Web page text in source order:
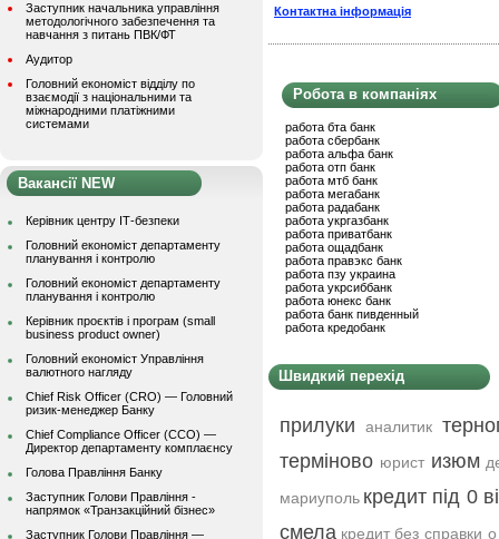
Заступник начальника управління
методологічного забезпечення та
навчання з питань ПВК/ФТ
Аудитор
Головний економіст відділу по
взаємодії з національними та
міжнародними платіжними
системами
Вакансії NEW
Керівник центру ІТ-безпеки
Головний економіст департаменту
планування і контролю
Головний економіст департаменту
планування і контролю
Керівник проєктів і програм (small
business product owner)
Головний економіст Управління
валютного нагляду
Chief Risk Officer (CRO) — Головний
ризик-менеджер Банку
Chief Compliance Officer (CCO) —
Директор департаменту комплаєнсу
Голова Правління Банку
Заступник Голови Правління -
напрямок «Транзакційний бізнес»
Заступник Голови Правління —
Контактна інформація
Робота в компаніях
работа бта банк
работа сбербанк
работа альфа банк
работа отп банк
работа мтб банк
работа мегабанк
работа радабанк
работа укргазбанк
работа приватбанк
работа ощадбанк
работа правэкс банк
работа пзу украина
работа укрсиббанк
работа юнекс банк
работа банк пивденный
работа кредобанк
Швидкий перехід
прилуки аналитик
терміново юрист изюм
мариуполь кредит під 0
смела кредит без справки